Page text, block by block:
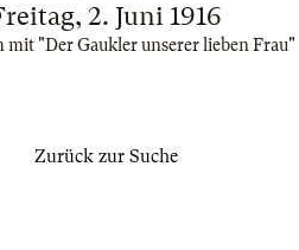
2. Juni 1916
mit "Der Gaukler unserer lieben Frau"
Zurück zur Suche